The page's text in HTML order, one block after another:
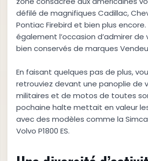
défilé de magnifiques Cadillac,
Pontiac Firebird et bien plus encore.
également l’occasion d’admirer de
bien conservés de marques
En faisant quelques pas de plus,
retrouviez devant une panoplie de
militaires et de motos de toutes
pochaine halte mettait en valeur
avec des modèles comme la Simca
Volvo P1800 ES.